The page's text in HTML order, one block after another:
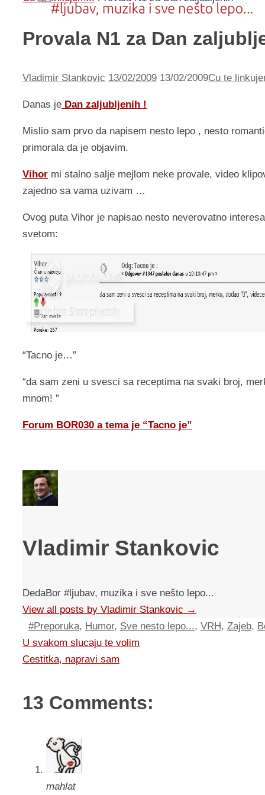
Provala N1 za Dan
Vladimir Stankovic 13/02/2009 13/02/2009Cu te
Danas je Dan zaljubljenih !
Mislio sam prvo da napisem nesto lepo , nesto
primorala da je objavim.
Vihor mi stalno salje mejlom neke provale, video
zajedno sa vama uzivam …
Ovog puta Vihor je napisao nesto neverovatno
svetom:
“Tacno je…”
“da sam zeni u svesci sa receptima na svaki broj,
mnom! ”
Forum BOR030 a tema je “Tacno je”
Vladimir Stankovic
DedaBor #ljubav, muzika i sve nešto lepo...
View all posts by Vladimir Stankovic →
#Preporuka, Humor, Sve nesto lepo..., VRH, Zajeb.
U svakom slucaju te volim
Cestitka, napravi sam
13 Comments:
mahlat